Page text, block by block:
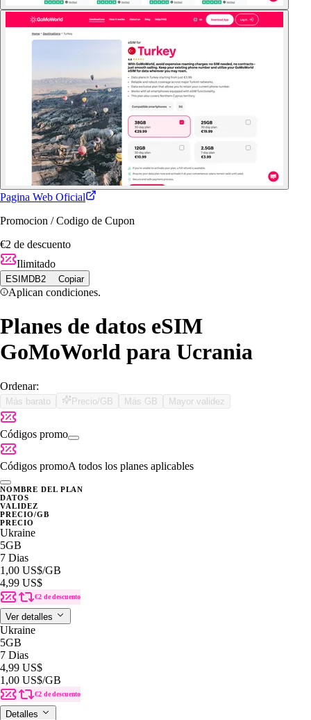
Pagina Web Oficial
Promocion / Codigo de Cupon
€2 de descuento
Ilimitado
ESIMDB2 Copiar
Aplican condiciones.
Planes de datos eSIM
GoMoWorld para Ucrania
Ordenar:
Más barato Precio/GB Más GB Mayor validez
Códigos promo
Códigos promoA todos los planes aplicables
NOMBRE DEL PLAN
DATOS
VALIDEZ
PRECIO/GB
PRECIO
Ukraine
5GB
7 Dias
1,00 US$/GB
4,99 US$
€2 de descuento
Ver detalles
Ukraine
5GB
7 Dias
4,99 US$
1,00 US$/GB
€2 de descuento
Detalles